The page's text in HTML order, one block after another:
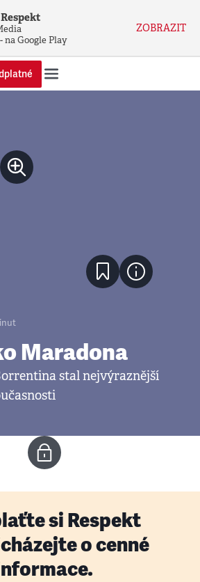
na Google Play
ZOBRAZIT
Maradona
stal nejvýraznější
si Respekt
o cenné